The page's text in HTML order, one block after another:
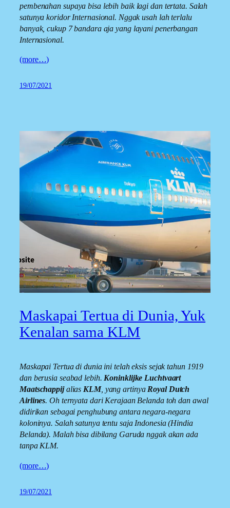
pembenahan supaya bisa lebih baik lagi dan tertata. Salah
satunya koridor Internasional. Nggak usah lah terlalu
banyak, cukup 7 bandara aja yang layani penerbangan
Internasional.
(more…)
19/07/2021
Maskapai Tertua di Dunia, Yuk
Kenalan sama KLM
Maskapai Tertua di dunia ini telah eksis sejak tahun 1919
dan berusia seabad lebih.Koninklijke Luchtvaart
MaatschappijaliasKLM, yang artinyaRoyal Dutch
Airlines. Oh ternyata dari Kerajaan Belanda toh dan awal
didirikan sebagai penghubung antara negara-negara
koloninya. Salah satunya tentu saja Indonesia (Hindia
Belanda). Malah bisa dibilang Garuda nggak akan ada
tanpa KLM.
(more…)
19/07/2021